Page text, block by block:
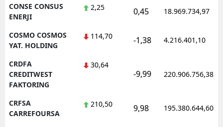
CONSE CONSUS
ENERJI
2,25 0,45 18.969.734,97
COSMO COSMOS
YAT. HOLDING
114,70 -1,38 4.216.401,10
CRDFA
CREDITWEST
FAKTORING
30,64
-9,99 220.906.756,38
CRFSA
CARREFOURSA
210,50 9,98 195.380.644,60